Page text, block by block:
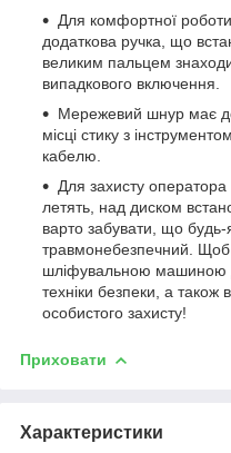
Для комфортної роботи
додаткова ручка, що
великим пальцем
випадкового включення.
Мережевий шнур має
місці стику з
кабелю.
Для захисту оператора
летять, над диском
варто забувати, що будь-
травмонебезпечний. Щоб
шліфувальною машиною
техніки безпеки, а також
особистого захисту!
Приховати
Характеристики